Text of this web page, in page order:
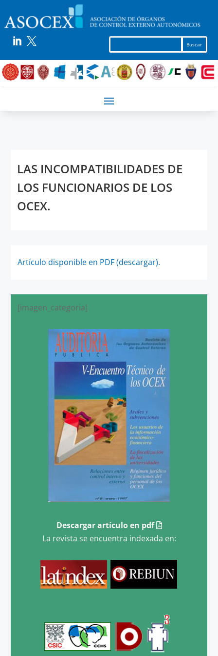
 
LAS INCOMPATIBILIDADES DE
LOS FUNCIONARIOS DE LOS
OCEX.
Artículo disponible en PDF (descargar).
[imagen_categoria]
Descargar artículo en pdf
La revista se encuentra indexada en: